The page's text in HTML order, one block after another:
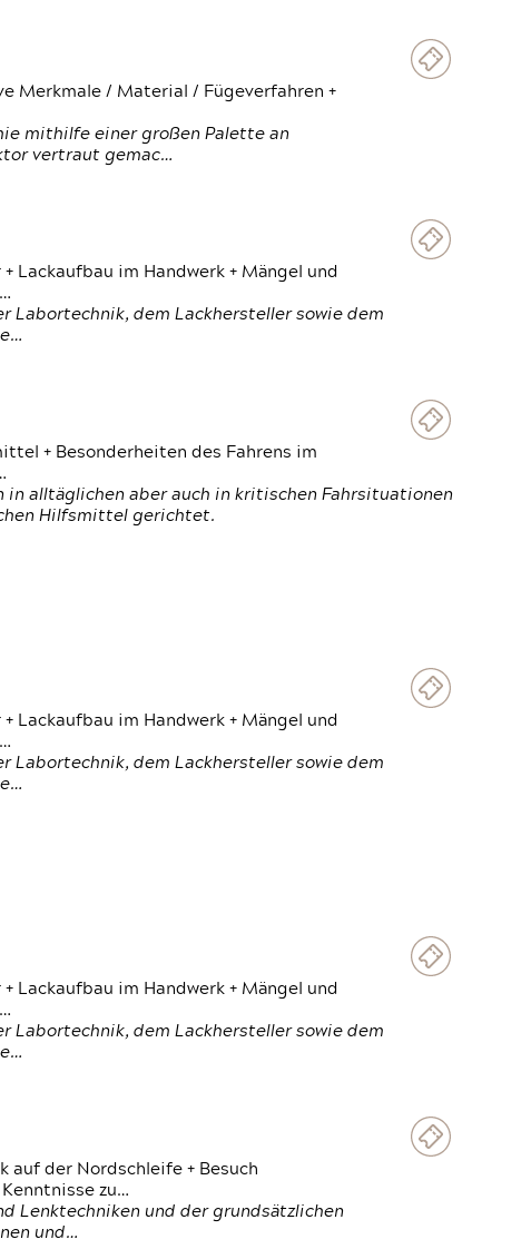
Merkmale / Material / Fügeverfahren +
mithilfe einer großen Palette an
vertraut gemac…
Lackaufbau im Handwerk + Mängel und
Labortechnik, dem Lackhersteller sowie dem
+ Besonderheiten des Fahrens im
in alltäglichen aber auch in kritischen Fahrsituationen
Hilfsmittel gerichtet.
Lackaufbau im Handwerk + Mängel und
Labortechnik, dem Lackhersteller sowie dem
Lackaufbau im Handwerk + Mängel und
Labortechnik, dem Lackhersteller sowie dem
auf der Nordschleife + Besuch
zu…
Lenktechniken und der grundsätzlichen
und…